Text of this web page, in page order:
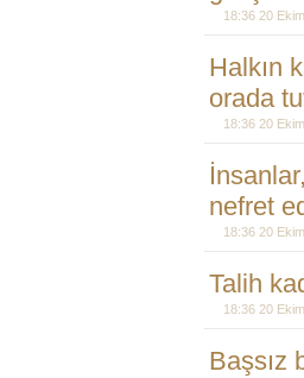
18:36 20
Halkın
orada
18:36 20
nefret
18:36 20
Talih
18:36 20
Başsız